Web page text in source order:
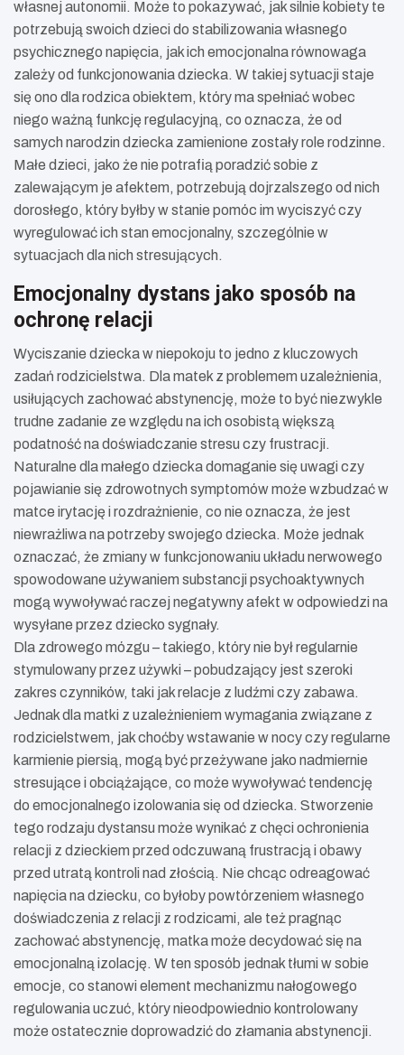
własnej autonomii. Może to pokazywać, jak silnie kobiety te
potrzebują swoich dzieci do stabilizowania własnego
psychicznego napięcia, jak ich emocjonalna równowaga
zależy od funkcjonowania dziecka. W takiej sytuacji staje
się ono dla rodzica obiektem, który ma spełniać wobec
niego ważną funkcję regulacyjną, co oznacza, że od
samych narodzin dziecka zamienione zostały role rodzinne.
Małe dzieci, jako że nie potrafią poradzić sobie z
zalewającym je afektem, potrzebują dojrzalszego od nich
dorosłego, który byłby w stanie pomóc im wyciszyć czy
wyregulować ich stan emocjonalny, szczególnie w
sytuacjach dla nich stresujących.
Emocjonalny dystans jako sposób na
ochronę relacji
Wyciszanie dziecka w niepokoju to jedno z kluczowych
zadań rodzicielstwa. Dla matek z problemem uzależnienia,
usiłujących zachować abstynencję, może to być niezwykle
trudne zadanie ze względu na ich osobistą większą
podatność na doświadczanie stresu czy frustracji.
Naturalne dla małego dziecka domaganie się uwagi czy
pojawianie się zdrowotnych symptomów może wzbudzać w
matce irytację i rozdrażnienie, co nie oznacza, że jest
niewrażliwa na potrzeby swojego dziecka. Może jednak
oznaczać, że zmiany w funkcjonowaniu układu nerwowego
spowodowane używaniem substancji psychoaktywnych
mogą wywoływać raczej negatywny afekt w odpowiedzi na
wysyłane przez dziecko sygnały.
Dla zdrowego mózgu – takiego, który nie był regularnie
stymulowany przez używki – pobudzający jest szeroki
zakres czynników, taki jak relacje z ludźmi czy zabawa.
Jednak dla matki z uzależnieniem wymagania związane z
rodzicielstwem, jak choćby wstawanie w nocy czy regularne
karmienie piersią, mogą być przeżywane jako nadmiernie
stresujące i obciążające, co może wywoływać tendencję
do emocjonalnego izolowania się od dziecka. Stworzenie
tego rodzaju dystansu może wynikać z chęci ochronienia
relacji z dzieckiem przed odczuwaną frustracją i obawy
przed utratą kontroli nad złością. Nie chcąc odreagować
napięcia na dziecku, co byłoby powtórzeniem własnego
doświadczenia z relacji z rodzicami, ale też pragnąc
zachować abstynencję, matka może decydować się na
emocjonalną izolację. W ten sposób jednak tłumi w sobie
emocje, co stanowi element mechanizmu nałogowego
regulowania uczuć, który nieodpowiednio kontrolowany
może ostatecznie doprowadzić do złamania abstynencji.